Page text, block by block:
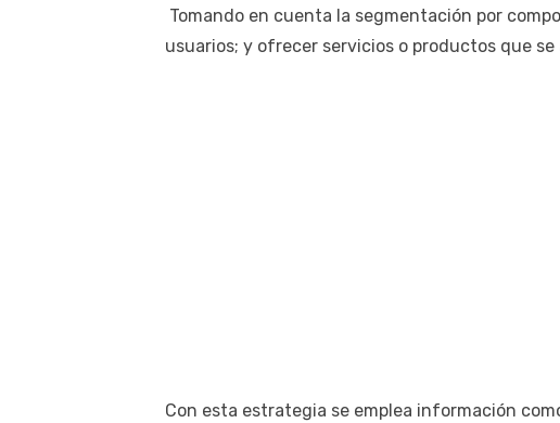
Tomando en cuenta la segmentación por
usuarios; y ofrecer servicios o productos que
Con esta estrategia se emplea información